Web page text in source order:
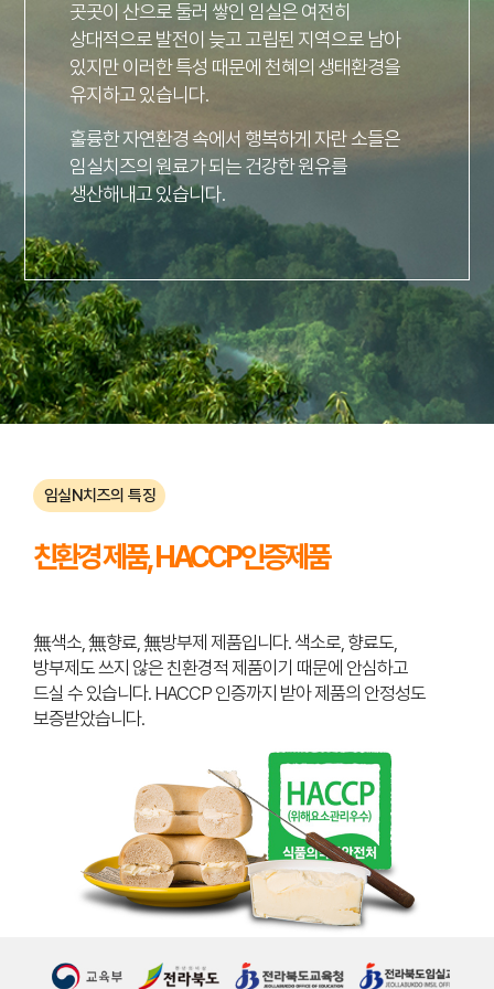
곳곳이 산으로 둘러 쌓인 임실은 여전히
상대적으로 발전이 늦고 고립된 지역으로 남아
있지만이러한 특성 때문에 천혜의 생태환경을
유지하고 있습니다.
훌륭한 자연환경 속에서 행복하게 자란 소들은
임실치즈의 원료가 되는 건강한 원유를
생산해내고 있습니다.
임실N치즈의 특징
친환경 제품, HACCP인증제품
無색소, 無향료, 無방부제 제품입니다. 색소로, 향료도,
방부제도 쓰지 않은 친환경적 제품이기 때문에 안심하고
드실 수 있습니다. HACCP 인증까지 받아 제품의 안정성도
보증받았습니다.